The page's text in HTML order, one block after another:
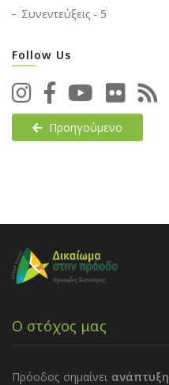
Συνεντεύξεις - 5
Follow Us
Προηγούμενο
Ο στόχος μας
Πρόοδος σημαίνει ανάπτυξη